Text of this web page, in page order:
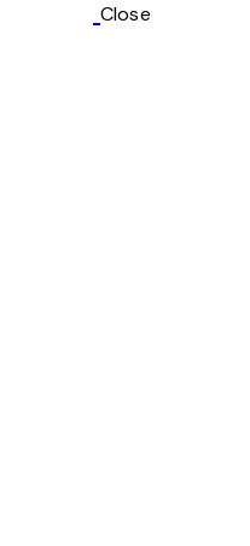
Close